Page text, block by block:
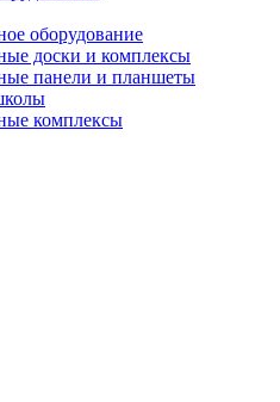
оборудование
доски и комплексы
панели и планшеты
комплексы